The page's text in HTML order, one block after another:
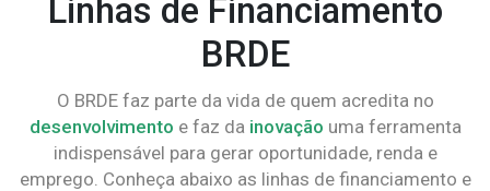
Linhas de Financiamento
BRDE
O BRDE faz parte da vida de quem acredita no
desenvolvimento e faz da inovação uma ferramenta
indispensável para gerar oportunidade, renda e
emprego. Conheça abaixo as linhas de financiamento e